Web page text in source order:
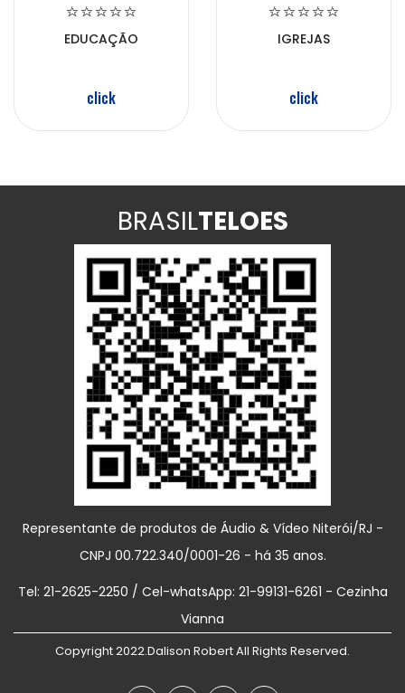
EDUCAÇÃO
click
IGREJAS
click
BRASILTELOES
Representante de produtos de Áudio & Vídeo Niterói/RJ -
CNPJ 00.722.340/0001-26 - há 35 anos.
Tel: 21-2625-2250 / Cel-whatsApp: 21-99131-6261 - Cezinha
Vianna
Copyright 2022.Dalison Robert All Rights Reserved.